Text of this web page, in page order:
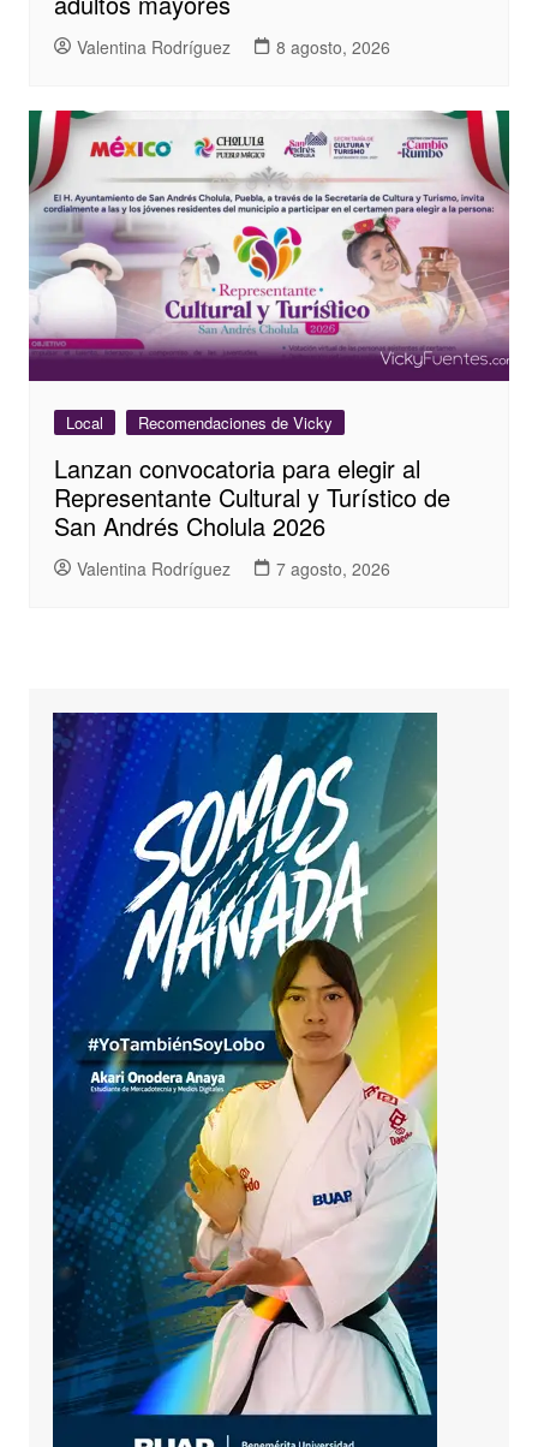
Valentina Rodríguez 8 agosto, 2026
Local Recomendaciones de Vicky
Lanzan convocatoria para elegir al
Representante Cultural y Turístico de
San Andrés Cholula 2026
Valentina Rodríguez 7 agosto, 2026